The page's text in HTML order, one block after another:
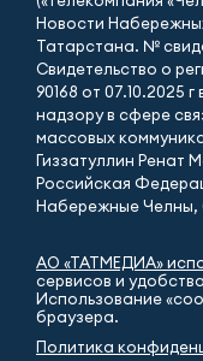
Новости
Татарстана. №
Свидетельство о
90168 от 07.10.2025
надзору в сфере
массовых
Гиззатуллин Ренат
Российская
Набережные Челны,
АО «ТАТМЕДИА»
сервисов и
Использование
браузера.
Политика